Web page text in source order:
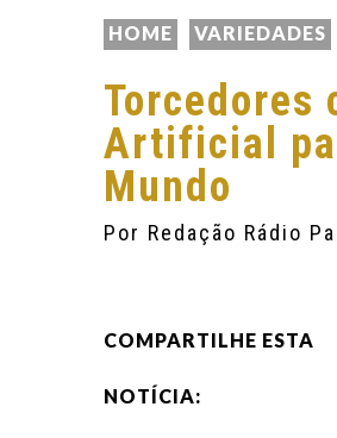
HOME VARIEDADES
Artificial
Mundo
Por Redação Rádio
COMPARTILHE ESTA
NOTÍCIA: